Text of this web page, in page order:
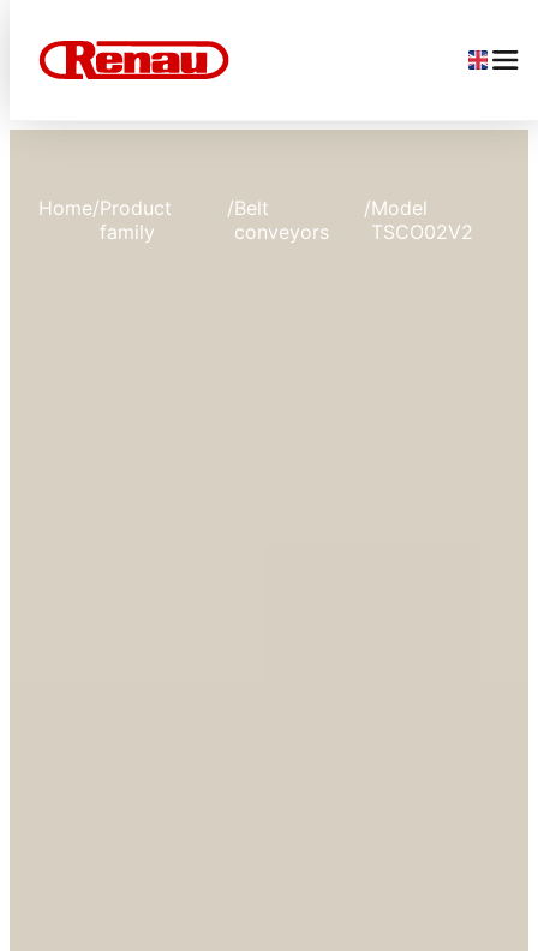
Home/Product
family
/Belt
conveyors
/Model
TSCO02V2